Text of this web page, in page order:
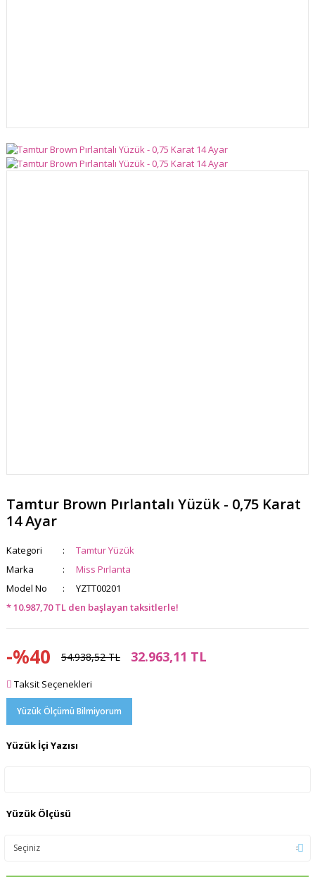
Tamtur Brown Pırlantalı Yüzük - 0,75 Karat
14 Ayar
Kategori
Tamtur Yüzük
Marka
Miss Pırlanta
Model No
YZTT00201
* 10.987,70 TL den başlayan taksitlerle!
-%40 54.938,52 TL 32.963,11 TL
Taksit Seçenekleri
Yüzük Ölçümü Bilmiyorum
Yüzük İçi Yazısı
Yüzük Ölçüsü